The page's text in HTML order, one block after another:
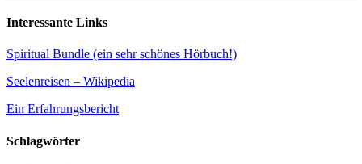
Interessante Links
Spiritual Bundle (ein sehr schönes Hörbuch!)
Seelenreisen – Wikipedia
Ein Erfahrungsbericht
Schlagwörter